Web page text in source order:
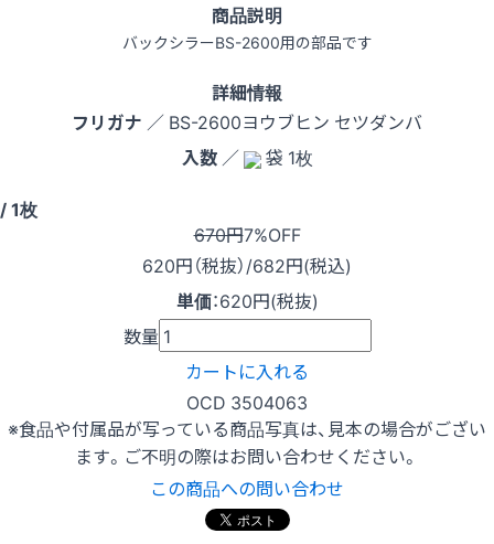
商品説明
バックシラーBS-2600用の部品です
詳細情報
フリガナ ／ BS-2600ヨウブヒン セツダンバ
入数／
袋 1枚
1枚
670円7%OFF
620円（税抜）/682円(税込)
単価：620円(税抜)
数量
カートに入れる
OCD 3504063
※食品や付属品が写っている商品写真は、見本の場合がござい
ます。ご不明の際はお問い合わせください。
この商品への問い合わせ